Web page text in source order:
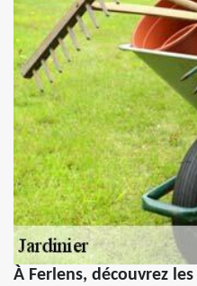
À Ferlens, découvrez